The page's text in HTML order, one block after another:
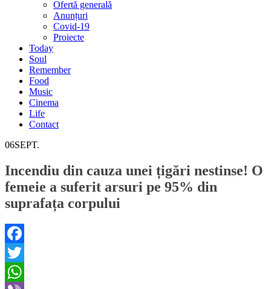
Ofertă generală
Anunțuri
Covid-19
Proiecte
Today
Soul
Remember
Food
Music
Cinema
Life
Contact
06SEPT.
Incendiu din cauza unei țigări nestinse! O
femeie a suferit arsuri pe 95% din
suprafața corpului
Facebook
Twitter